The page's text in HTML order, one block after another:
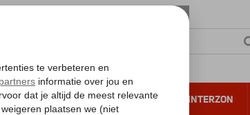
VERRE REIZEN ALL INCLUSIVE WINTERZON